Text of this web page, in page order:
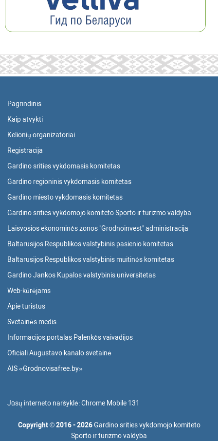
Pagrindinis
Kaip atvykti
Kelionių organizatoriai
Registracija
Gardino srities vykdomasis komitetas
Gardino regioninis vykdomasis komitetas
Gardino miesto vykdomasis komitetas
Gardino srities vykdomojo komiteto Sporto ir turizmo valdyba
Laisvosios ekonominės zonos "Grodnoinvest" administracija
Baltarusijos Respublikos valstybinis pasienio komitetas
Baltarusijos Respublikos valstybinis muitinės komitetas
Gardino Jankos Kupalos valstybinis universitetas
Web-kūrėjams
Apie turistus
Svetainės medis
Informacijos portalas Palenkės vaivadijos
Oficiali Augustavo kanalo svetainė
AIS «Grodnovisafree.by»
Jūsų interneto naršyklė:Chrome Mobile 131
Copyright©2016 - 2026 Gardino srities vykdomojo komiteto
Sporto ir turizmo valdyba